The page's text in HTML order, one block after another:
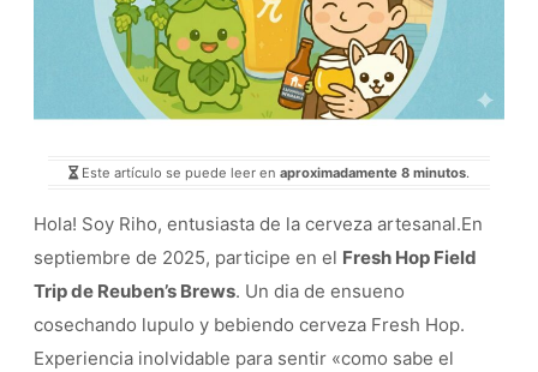
Este artículo se puede leer en aproximadamente 8 minutos.
Hola! Soy Riho, entusiasta de la cerveza artesanal.En
septiembre de 2025, participe en el Fresh Hop Field
Trip de Reuben’s Brews. Un dia de ensueno
cosechando lupulo y bebiendo cerveza Fresh Hop.
Experiencia inolvidable para sentir «como sabe el